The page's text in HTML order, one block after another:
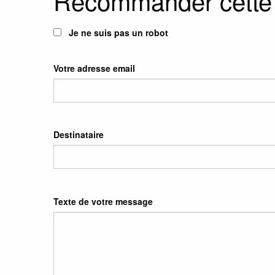
Je ne suis pas un robot
Votre adresse email
Destinataire
Texte de votre message